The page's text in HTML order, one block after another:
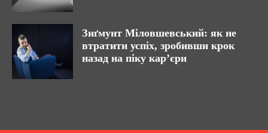
Зиґмунт Міловшевський: як не
втратити успіх, зробивши крок
назад на піку кар’єри